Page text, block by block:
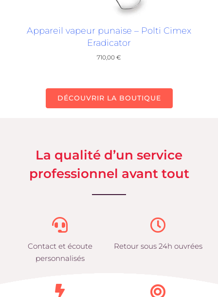
Appareil vapeur punaise – Polti Cimex
Eradicator
710,00€
DÉCOUVRIR LA BOUTIQUE
La qualité d’un service
professionnel avant tout
Contact et écoute
personnalisés
Retour sous 24h ouvrées